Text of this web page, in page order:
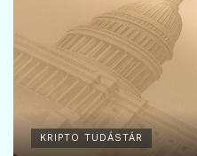
KRIPTO TUDÁSTÁR